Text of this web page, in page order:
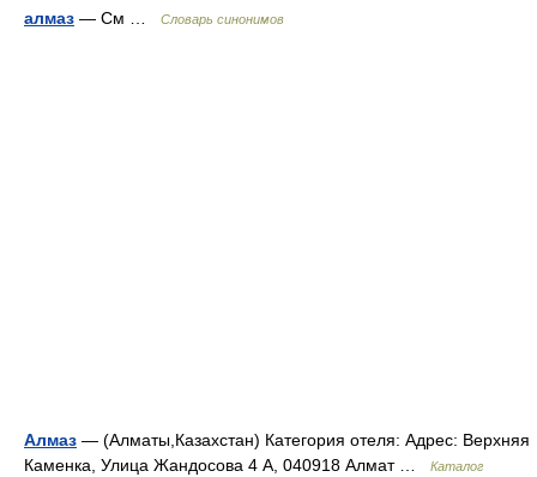
алмаз — См … Словарь синонимов
Алмаз — (Алматы,Казахстан) Категория отеля: Адрес: Верхняя
Каменка, Улица Жандосова 4 А, 040918 Алмат …
Каталог